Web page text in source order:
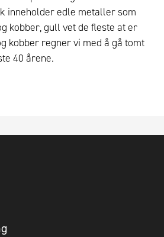
inneholder edle metaller som
kobber, gull vet de fleste at er
kobber regner vi med å gå tomt
40 årene.